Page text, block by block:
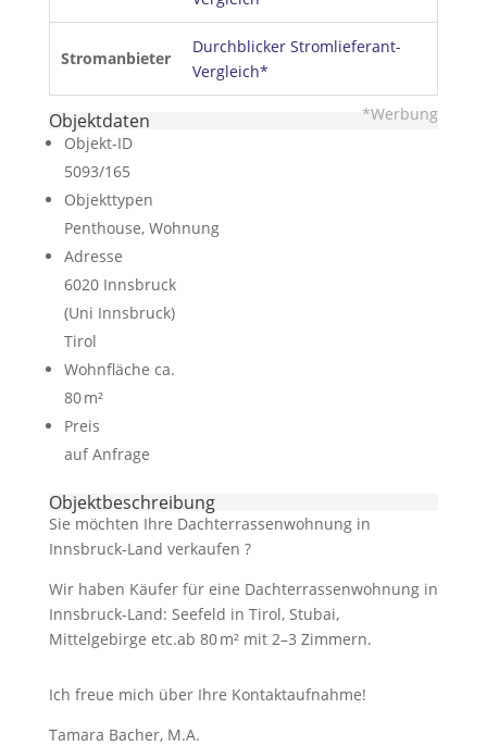
Stromanbieter
Durchblicker Stromlieferant-
Vergleich*
*Werbung
Objektdaten
Objekt-ID
5093/165
Objekttypen
Penthouse, Wohnung
Adresse
6020 Innsbruck
(Uni Innsbruck)
Tirol
Wohnfläche ca.
80 m²
Preis
auf Anfrage
Objekt­beschreibung
Sie möchten Ihre Dachterrassenwohnung in
Innsbruck-Land verkaufen ?
Wir haben Käufer für eine Dachterrassenwohnung in
Innsbruck-Land: Seefeld in Tirol, Stubai,
Mittelgebirge etc.ab 80 m² mit 2–3 Zimmern.
Ich freue mich über Ihre Kontaktaufnahme!
Tamara Bacher, M.A.